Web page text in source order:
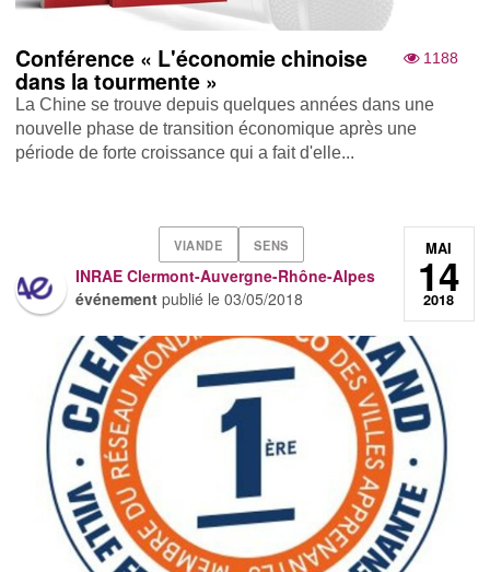
1188
Conférence « L'économie chinoise
dans la tourmente »
La Chine se trouve depuis quelques années dans une
nouvelle phase de transition économique après une
période de forte croissance qui a fait d'elle...
VIANDE SENS
INRAE Clermont-Auvergne-Rhône-Alpes
événement publié le03/05/2018
MAI
14
2018